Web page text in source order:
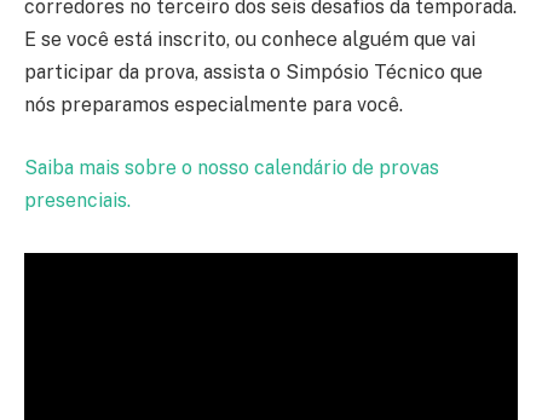
corredores no terceiro dos seis desafios da temporada.
E se você está inscrito, ou conhece alguém que vai
participar da prova, assista o Simpósio Técnico que
nós preparamos especialmente para você.
Saiba mais sobre o nosso calendário de provas
presenciais.